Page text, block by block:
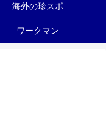
海外の珍スポ
ワークマン